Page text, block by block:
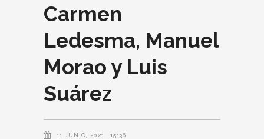
Carmen
Ledesma, Manuel
Morao y Luis
Suárez
11 JUNIO, 2021 15:36